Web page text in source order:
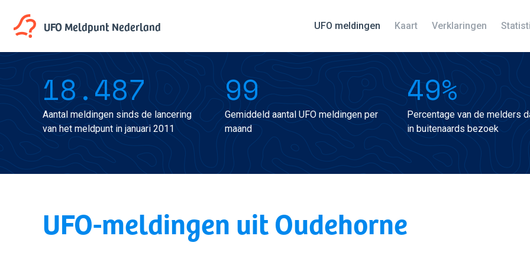
UFO MeldpuntNederland UFO meldingen Kaart Verklaringen
18.487
Aantal meldingen sinds de lancering
van het meldpunt in januari 2011
99
Gemiddeld aantal UFO meldingen per
maand
49%
Percentage van de melders
in buitenaards bezoek
UFO-meldingen uit Oudehorne